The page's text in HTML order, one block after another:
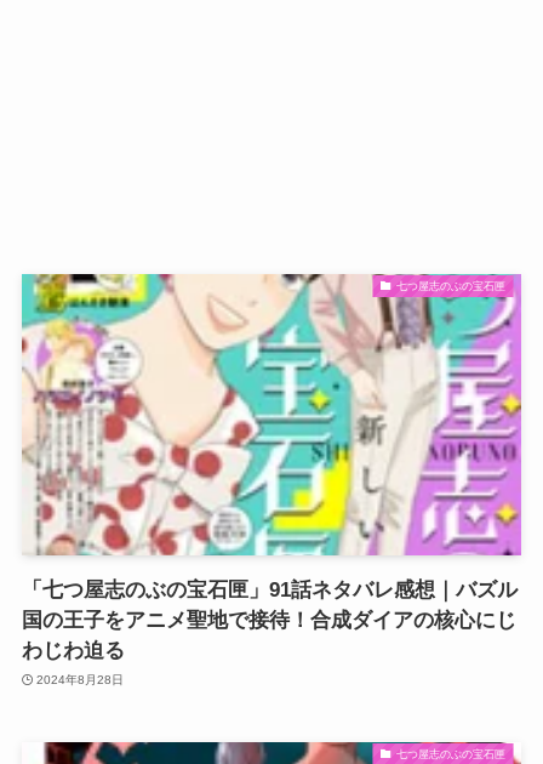
七つ屋志のぶの宝石匣
「七つ屋志のぶの宝石匣」91話ネタバレ感想｜バズル
国の王子をアニメ聖地で接待！合成ダイアの核心にじ
わじわ迫る
2024年8月28日
七つ屋志のぶの宝石匣